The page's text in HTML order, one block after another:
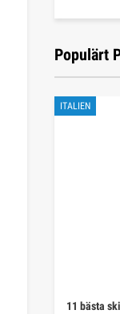
Populärt
ITALIEN
11 bästa